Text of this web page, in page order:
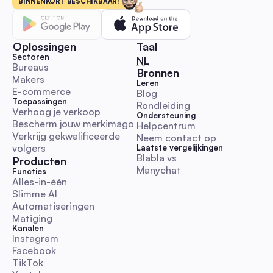
benchmarks, en richtlijnen voor naleving. Start, schaal en
influencer-campagnes sneller terwijl je authenticiteit
Reactie- en DM-automatisering
Wereldvriendelijksheidsdag 2025 Speelboek:
de betrokkenheid met automatisering voor
social media managers
Een praktische en uitvoeringsklare gids met Australische
tijdzonekalender, direct te plakken DM/reactiescripts,
escalatieregels en automatiseringsworkflows. Bespaar tijd
betrouwbare vriendelijkheidscampagnes uit met KPI-
juridische/ethische checklists.
Reactie- en DM-automatisering
chatgpt-abonnement: Complete 2026 Australië
Oplossingen
Sectoren
Bureaus
Makers
E-commerce
Toepassingen
Verhoog je verkoop
Bescherm jouw merkimago
Verkrijg gekwalificeerde
volgers
Producten
Functies
Alles-in-één
Slimme AI
Automatiseringen
Matiging
Kanalen
Instagram
Facebook
TikTok
Bronnen
Leren
Blog
Rondleiding
Ondersteuning
Helpcentrum
Neem contact op
Laatste vergelijkingen
Blabla vs
Manychat
Taal
NL